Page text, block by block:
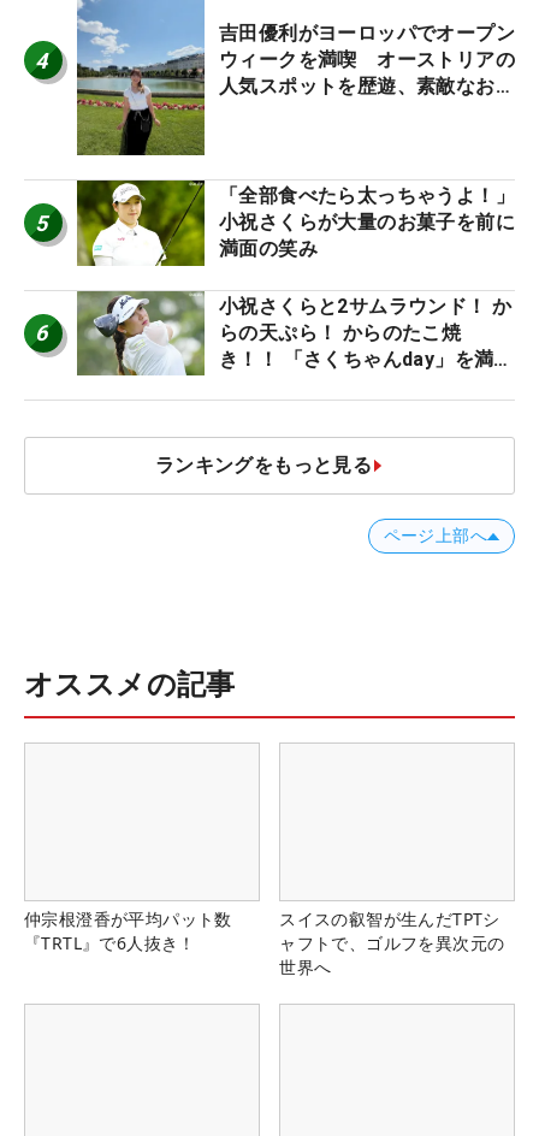
4
吉田優利がヨーロッパでオープン
ウィークを満喫 オーストリアの
人気スポットを歴遊、素敵なお土
5
「全部食べたら太っちゃうよ！」
小祝さくらが大量のお菓子を前に
満面の笑み
6
小祝さくらと2サムラウンド！ か
らの天ぷら！ からのたこ焼
き！！ 「さくちゃんday」を満喫
ランキングをもっと見る
ページ上部へ
オススメの記事
仲宗根澄香が平均パット数
『TRTL』で6人抜き！
スイスの叡智が生んだTPTシ
ャフトで、ゴルフを異次元の
世界へ